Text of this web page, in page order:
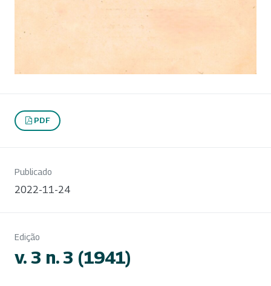
PDF
Publicado
2022-11-24
Edição
v. 3 n. 3 (1941)